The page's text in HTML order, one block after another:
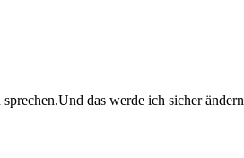
das werde ich sicher ändern